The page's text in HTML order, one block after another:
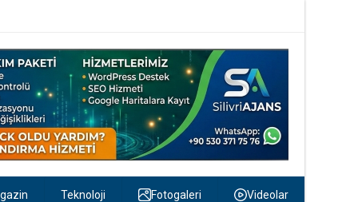
Teknoloji Fotogaleri Videolar